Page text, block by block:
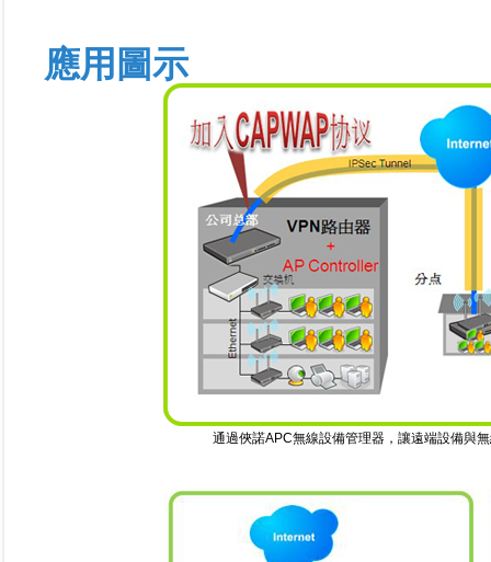
應用圖示
通過俠諾APC無線設備管理器，讓遠端設備與